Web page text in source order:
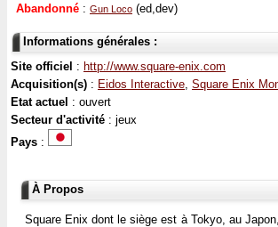
Abandonné : Gun Loco (ed,dev)
Informations générales :
Site officiel : http://www.square-enix.com
Acquisition(s) : Eidos Interactive Square Enix
Etat actuel : ouvert
Secteur d'activité : jeux
Pays :
À Propos
Square Enix dont le siège est à Tokyo, au